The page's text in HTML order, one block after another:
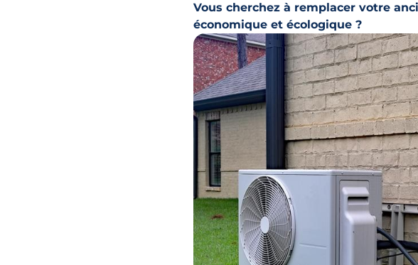
Vous cherchez à remplacer votre
économique et écologique ?